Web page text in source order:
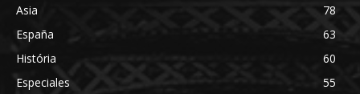
Asia
78
España
63
História
60
Especiales
55